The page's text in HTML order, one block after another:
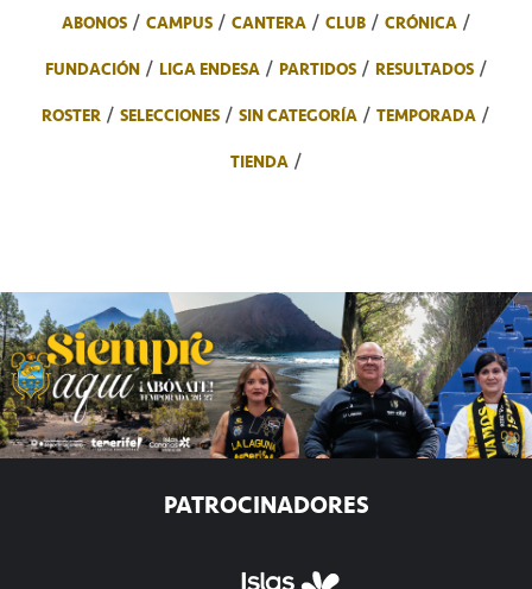
ABONOS CAMPUS CANTERA CLUB
CRÓNICA
FUNDACIÓN
LIGA ENDESA PARTIDOS
RESULTADOS
ROSTER
SELECCIONES SIN CATEGORÍA
TEMPORADA
TIENDA
PATROCINADORES